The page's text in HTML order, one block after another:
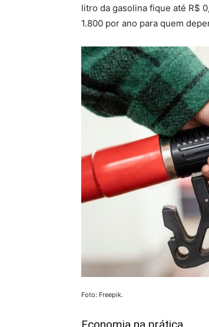
litro da gasolina fique até R$
1.800 por ano para quem
Foto: Freepik.
Economia na prática